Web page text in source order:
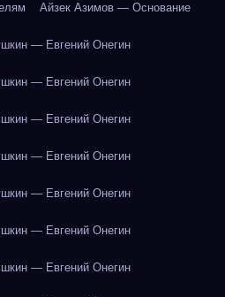
Айзек Азимов — Основание
— Евгений Онегин
— Евгений Онегин
— Евгений Онегин
— Евгений Онегин
— Евгений Онегин
— Евгений Онегин
— Евгений Онегин